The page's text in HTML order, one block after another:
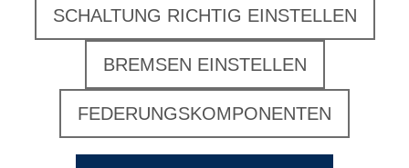
SCHALTUNG RICHTIG EINSTELLEN
BREMSEN EINSTELLEN
FEDERUNGSKOMPONENTEN